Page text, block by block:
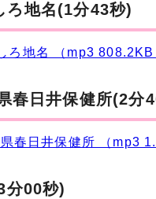
ろ地名(1分43秒)
ろ地名 （mp3 808.2KB
春日井保健所(2分
春日井保健所 （mp3
分00秒)